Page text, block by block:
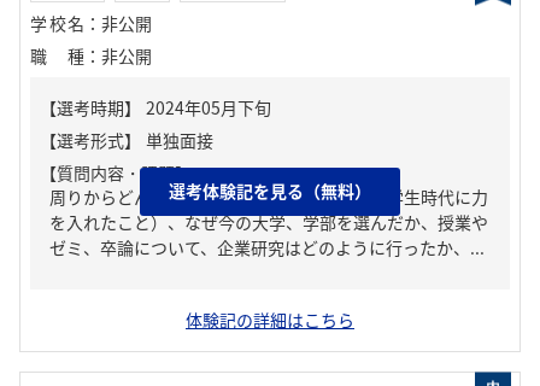
学校名 ： 非公開
職種 ： 非公開
【質問内容・課題】
周りからどんな人といわれる？、ガクチカ（学生時代に力
を入れたこと）、なぜ今の大学、学部を選んだか、授業や
ゼミ、卒論について、企業研究はどのように行ったか、...
選考体験記を見る（無料）
体験記の詳細はこちら